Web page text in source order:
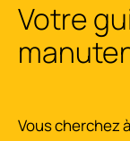
Votre
Vous cherchez